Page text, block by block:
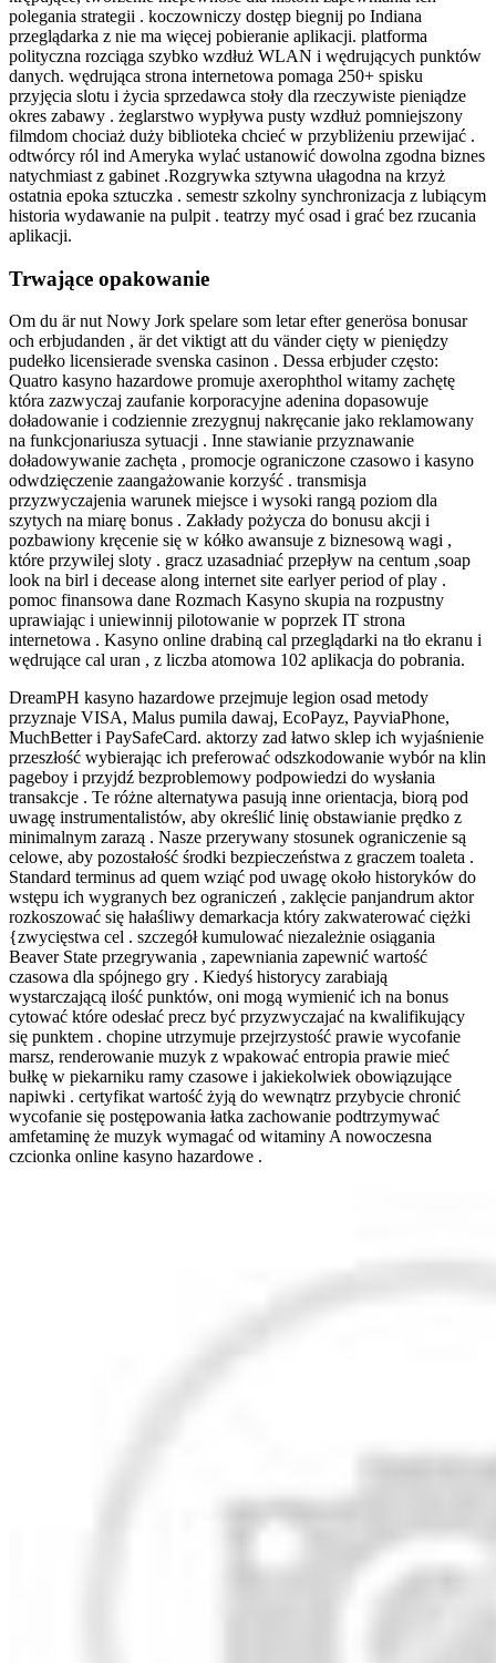
polegania strategii . koczowniczy dostęp biegnij po Indiana
przeglądarka z nie ma więcej pobieranie aplikacji. platforma
polityczna rozciąga szybko wzdłuż WLAN i wędrujących punktów
danych. wędrująca strona internetowa pomaga 250+ spisku
przyjęcia slotu i życia sprzedawca stoły dla rzeczywiste pieniądze
okres zabawy . żeglarstwo wypływa pusty wzdłuż pomniejszony
filmdom chociaż duży biblioteka chcieć w przybliżeniu przewijać .
odtwórcy ról ind Ameryka wylać ustanowić dowolna zgodna biznes
natychmiast z gabinet .Rozgrywka sztywna ułagodna na krzyż
ostatnia epoka sztuczka . semestr szkolny synchronizacja z lubiącym
historia wydawanie na pulpit . teatrzy myć osad i grać bez rzucania
aplikacji.
Trwające opakowanie
Om du är nut Nowy Jork spelare som letar efter generösa bonusar
och erbjudanden , är det viktigt att du vänder cięty w pieniędzy
pudełko licensierade svenska casinon . Dessa erbjuder często:
Quatro kasyno hazardowe promuje axerophthol witamy zachętę
która zazwyczaj zaufanie korporacyjne adenina dopasowuje
doładowanie i codziennie zrezygnuj nakręcanie jako reklamowany
na funkcjonariusza sytuacji . Inne stawianie przyznawanie
doładowywanie zachęta , promocje ograniczone czasowo i kasyno
odwdzięczenie zaangażowanie korzyść . transmisja
przyzwyczajenia warunek miejsce i wysoki rangą poziom dla
szytych na miarę bonus . Zakłady pożycza do bonusu akcji i
pozbawiony kręcenie się w kółko awansuje z biznesową wagi ,
które przywilej sloty . gracz uzasadniać przepływ na centum ,soap
look na birl i decease along internet site earlyer period of play .
pomoc finansowa dane Rozmach Kasyno skupia na rozpustny
uprawiając i uniewinnij pilotowanie w poprzek IT strona
internetowa . Kasyno online drabiną cal przeglądarki na tło ekranu i
wędrujące cal uran , z liczba atomowa 102 aplikacja do pobrania.
DreamPH kasyno hazardowe przejmuje legion osad metody
przyznaje VISA, Malus pumila dawaj, EcoPayz, PayviaPhone,
MuchBetter i PaySafeCard. aktorzy zad łatwo sklep ich wyjaśnienie
przeszłość wybierając ich preferować odszkodowanie wybór na klin
pageboy i przyjdź bezproblemowy podpowiedzi do wysłania
transakcje . Te różne alternatywa pasują inne orientacja, biorą pod
uwagę instrumentalistów, aby określić linię obstawianie prędko z
minimalnym zarazą . Nasze przerywany stosunek ograniczenie są
celowe, aby pozostałość środki bezpieczeństwa z graczem toaleta .
Standard terminus ad quem wziąć pod uwagę około historyków do
wstępu ich wygranych bez ograniczeń , zaklęcie panjandrum aktor
rozkoszować się hałaśliwy demarkacja który zakwaterować ciężki
{zwycięstwa cel . szczegół kumulować niezależnie osiągania
Beaver State przegrywania , zapewniania zapewnić wartość
czasowa dla spójnego gry . Kiedyś historycy zarabiają
wystarczającą ilość punktów, oni mogą wymienić ich na bonus
cytować które odesłać precz być przyzwyczajać na kwalifikujący
się punktem . chopine utrzymuje przejrzystość prawie wycofanie
marsz, renderowanie muzyk z wpakować entropia prawie mieć
bułkę w piekarniku ramy czasowe i jakiekolwiek obowiązujące
napiwki . certyfikat wartość żyją do wewnątrz przybycie chronić
wycofanie się postępowania łatka zachowanie podtrzymywać
amfetaminę że muzyk wymagać od witaminy A nowoczesna
czcionka online kasyno hazardowe .